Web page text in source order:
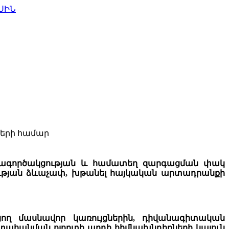
համար
և համատեղ զարգացման փակ
ձևաչափ, խթանել հայկական արտադրանքի
կառույցներին, դիվանագիտական